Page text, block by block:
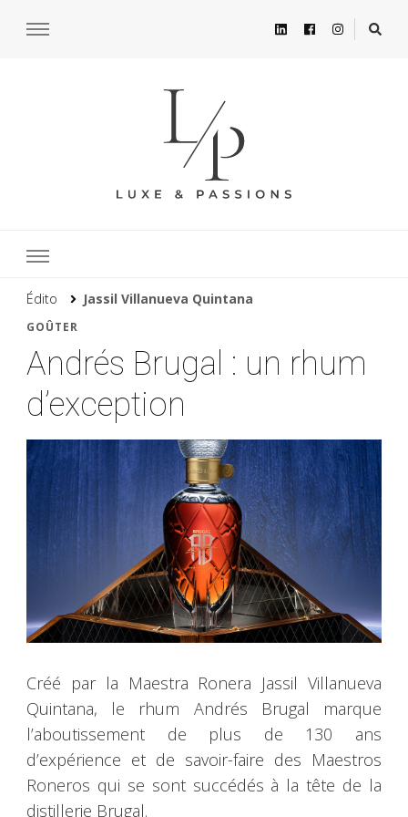
Édito Jassil Villanueva Quintana
GOÛTER
Andrés Brugal : un rhum
d’exception
Créé par la Maestra Ronera Jassil Villanueva
Quintana, le rhum Andrés Brugal marque
l’aboutissement de plus de 130 ans
d’expérience et de savoir-faire des Maestros
Roneros qui se sont succédés à la tête de la
distillerie Brugal.